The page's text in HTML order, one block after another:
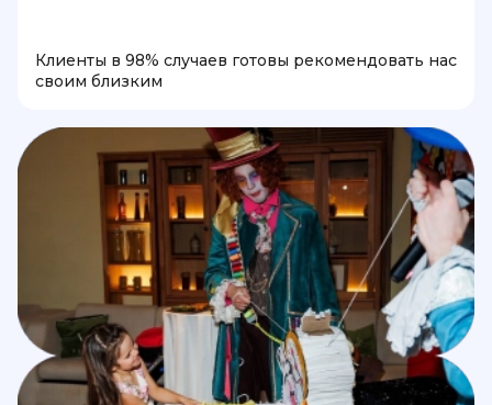
Клиенты в 98% случаев готовы рекомендовать нас
своим близким